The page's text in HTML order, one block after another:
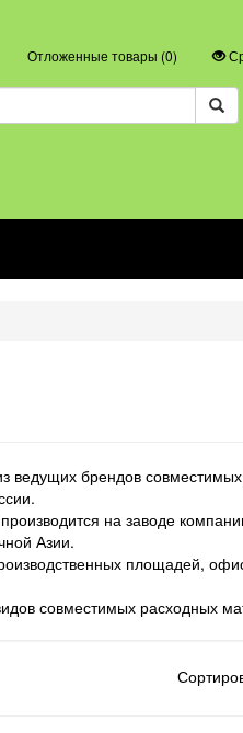
Отложенные товары (0)
ведущих брендов
на заводе
Азии.
площадей,
совместимых расходных